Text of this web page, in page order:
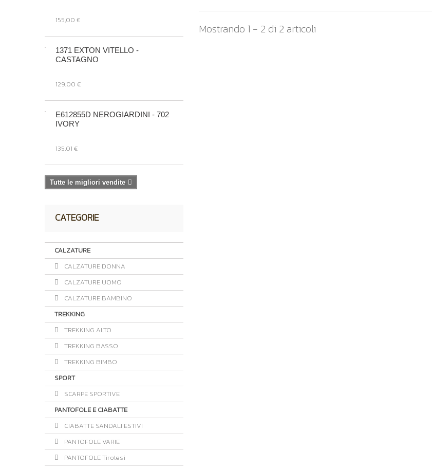
155,00 €
1371 EXTON VITELLO -
CASTAGNO
129,00 €
E612855D NEROGIARDINI - 702
IVORY
135,01 €
Tutte le migliori vendite
CATEGORIE
CALZATURE
CALZATURE DONNA
CALZATURE UOMO
CALZATURE BAMBINO
TREKKING
TREKKING ALTO
TREKKING BASSO
TREKKING BIMBO
SPORT
SCARPE SPORTIVE
PANTOFOLE E CIABATTE
CIABATTE SANDALI ESTIVI
PANTOFOLE VARIE
PANTOFOLE Tirolesi
Mostrando 1 - 2 di 2 articoli